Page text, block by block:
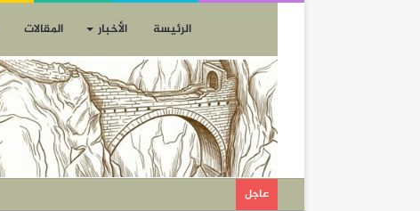
الرئيسة الأخبار المقالات
عاجل